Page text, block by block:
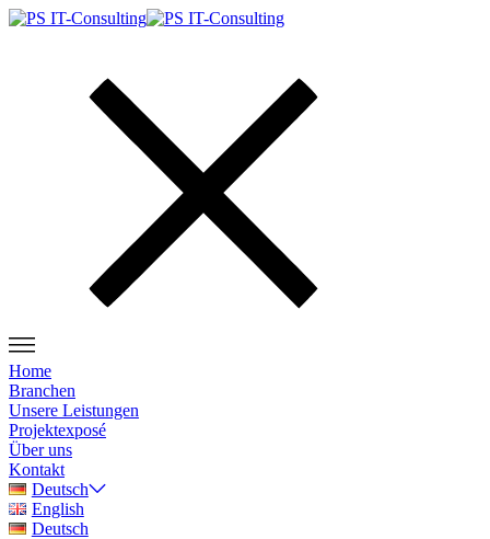
Home
Branchen
Unsere Leistungen
Projektexposé
Über uns
Kontakt
Deutsch
English
Deutsch